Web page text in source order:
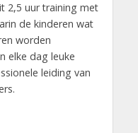
2,5 uur training met
de kinderen wat
worden
elke dag leuke
leiding van